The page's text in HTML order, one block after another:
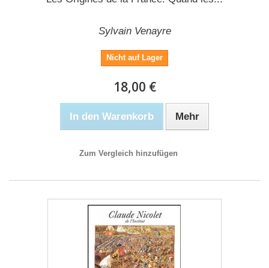
Sylvain Venayre
Nicht auf Lager
18,00 €
In den Warenkorb Mehr
Zum Vergleich hinzufügen